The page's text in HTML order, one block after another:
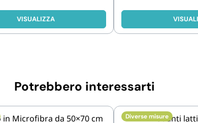
VISUALIZZA
Potrebbero interessarti
Diverse misure